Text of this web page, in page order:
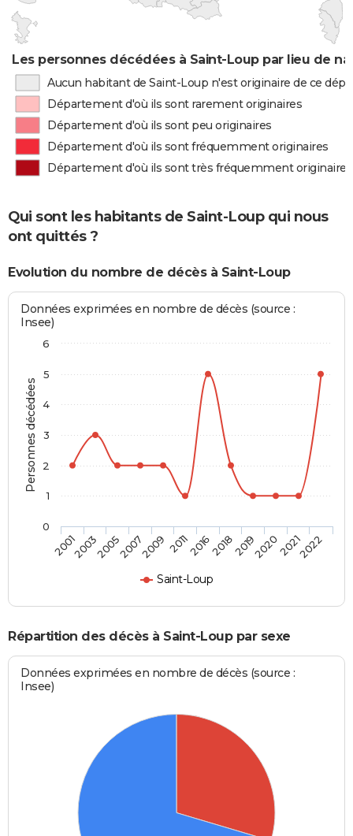
Les personnes décédées à Saint-Loup par lieu de
Aucun habitant de Saint-Loup n'est originaire de ce
Département d'où ils sont rarement originaires
Département d'où ils sont peu originaires
Département d'où ils sont fréquemment originaires
Département d'où ils sont très fréquemment originaires
Qui sont les habitants de Saint-Loup qui nous
ont quittés ?
Evolution du nombre de décès à Saint-Loup
Personnes décédées
Données exprimées en nombre de décès (source :
Insee)
Saint-Loup
20012003200520072009 2011201620182019202020212022
0
1
2
3
4
5
6
Répartition des décès à Saint-Loup par sexe
Données exprimées en nombre de décès (source :
Insee)